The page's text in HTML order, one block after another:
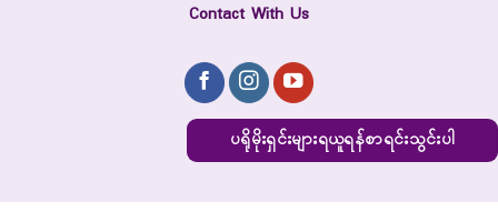
Contact With Us
ပရိုမိုးရှင်းများရယူရန်စာရင်းသွင်းပါ